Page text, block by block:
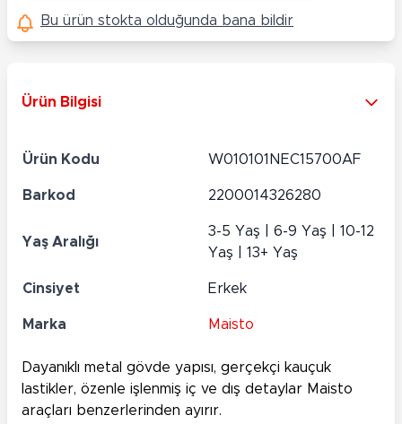
Bu ürün stokta olduğunda bana bildir
Ürün Bilgisi
Ürün Kodu W010101NEC15700AF
Barkod 2200014326280
Yaş Aralığı
3-5 Yaş | 6-9 Yaş | 10-12
Yaş | 13+ Yaş
Cinsiyet Erkek
Marka Maisto
Dayanıklı metal gövde yapısı, gerçekçi kauçuk
lastikler, özenle işlenmiş iç ve dış detaylar Maisto
araçları benzerlerinden ayırır.